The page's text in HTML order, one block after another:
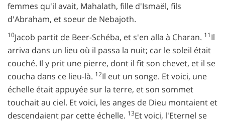
femmes qu'il avait, Mahalath, fille d'Ismaël, fils
d'Abraham, et soeur de Nebajoth.
10Jacob partit de Beer-Schéba, et s'en alla à Charan. 11Il
arriva dans un lieu où il passa la nuit; car le soleil était
couché. Il y prit une pierre, dont il fit son chevet, et il se
coucha dans ce lieu-là. 12Il eut un songe. Et voici, une
échelle était appuyée sur la terre, et son sommet
touchait au ciel. Et voici, les anges de Dieu montaient et
descendaient par cette échelle. 13Et voici, l'Eternel se